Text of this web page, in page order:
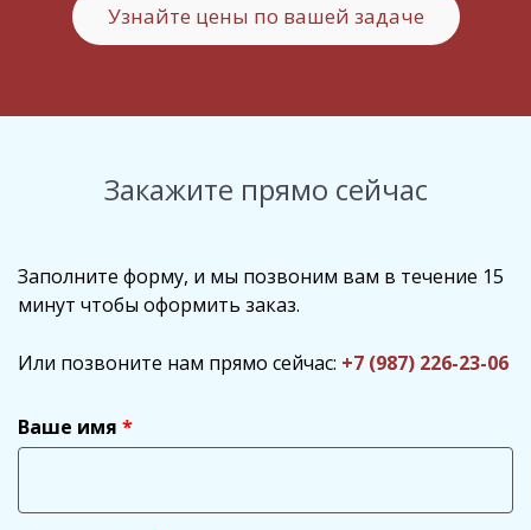
Узнайте цены по вашей задаче
Закажите прямо сейчас
Заполните форму, и мы позвоним вам в течение 15
минут чтобы оформить заказ.
Или позвоните нам прямо сейчас: +7 (987) 226-23-06
Ваше имя